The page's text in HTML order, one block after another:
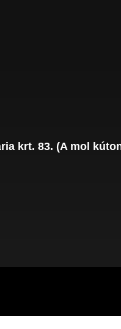
krt. 83. (A mol